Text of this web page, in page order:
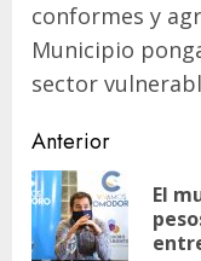
conformes y
Municipio
sector
Navegación
de
entradas
Anterior
El